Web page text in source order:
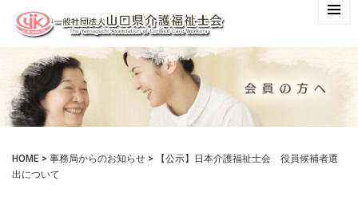
HOME > 事務局からのお知らせ >
【公示】日本介護福祉士会 役員候補者選
出について